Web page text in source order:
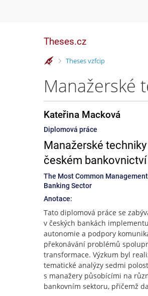
Theses.cz
>
Theses vzfcip
Kateřina Macková
Diplomová práce
Manažerské
českém bankovnictví
The Most Common
Banking Sector
Anotace:
Tato diplomová práce se
v českých bankách
autonomie a podpory
překonávání problémů
transformace. Výzkum byl
tematické analýzy sedmi
s manažery působícími na
bankovním sektoru, přičemž